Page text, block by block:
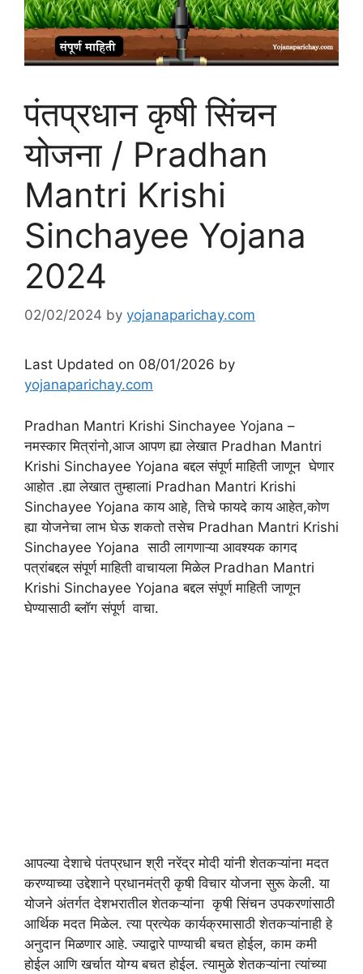
पंतप्रधान कृषी सिंचन
योजना / Pradhan
Mantri Krishi
Sinchayee Yojana
2024
02/02/2024 by yojanaparichay.com
Last Updated on 08/01/2026 by
yojanaparichay.com
Pradhan Mantri Krishi Sinchayee Yojana –
नमस्कार मित्रांनो,आज आपण ह्या लेखात Pradhan Mantri
Krishi Sinchayee Yojana बद्दल संपूर्ण माहिती जाणून घेणार
आहोत .ह्या लेखात तुम्हालाi Pradhan Mantri Krishi
Sinchayee Yojana काय आहे, तिचे फायदे काय आहेत,कोण
ह्या योजनेचा लाभ घेऊ शकतो तसेच Pradhan Mantri Krishi
Sinchayee Yojana साठी लागणाऱ्या आवश्यक कागद
पत्रांबद्दल संपूर्ण माहिती वाचायला मिळेल Pradhan Mantri
Krishi Sinchayee Yojana बद्दल संपूर्ण माहिती जाणून
घेण्यासाठी ब्लॉग संपूर्ण वाचा.
आपल्या देशाचे पंतप्रधान श्री नरेंद्र मोदी यांनी शेतकऱ्यांना मदत
करण्याच्या उद्देशाने प्रधानमंत्री कृषी विचार योजना सुरू केली. या
योजने अंतर्गत देशभरातील शेतकऱ्यांना कृषी सिंचन उपकरणांसाठी
आर्थिक मदत मिळेल. त्या प्रत्येक कार्यक्रमासाठी शेतकऱ्यांनाही हे
अनुदान मिळणार आहे. ज्याद्वारे पाण्याची बचत होईल, काम कमी
होईल आणि खर्चात योग्य बचत होईल. त्यामुळे शेतकऱ्यांना त्यांच्या